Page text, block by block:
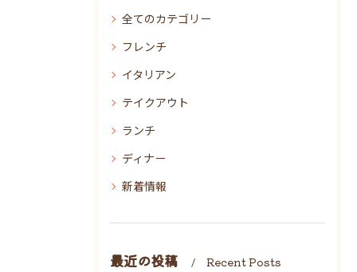
全てのカテゴリー
フレンチ
イタリアン
テイクアウト
ランチ
ディナー
新着情報
最近の投稿 Recent Posts